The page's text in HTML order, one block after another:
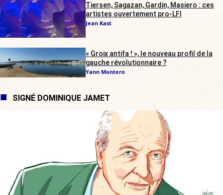
Tiersen, Sagazan, Gardin, Masiero : ces
artistes ouvertement pro-LFI
Jean Kast
« Groix antifa ! », le nouveau profil de la
gauche révolutionnaire ?
Yann Montero
SIGNÉ DOMINIQUE JAMET